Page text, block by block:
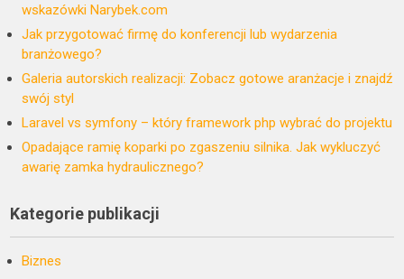
wskazówki Narybek.com
Jak przygotować firmę do konferencji lub wydarzenia
branżowego?
Galeria autorskich realizacji: Zobacz gotowe aranżacje i znajdź
swój styl
Laravel vs symfony – który framework php wybrać do projektu
Opadające ramię koparki po zgaszeniu silnika. Jak wykluczyć
awarię zamka hydraulicznego?
Kategorie publikacji
Biznes